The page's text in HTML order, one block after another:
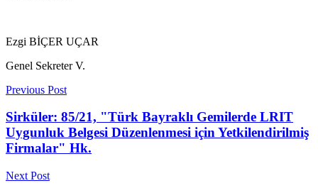
Ezgi BİÇER UÇAR
Genel Sekreter V.
Previous Post
Sirküler: 85/21, "Türk Bayraklı Gemilerde LRIT
Uygunluk Belgesi Düzenlenmesi için Yetkilendirilmiş
Firmalar" Hk.
Next Post